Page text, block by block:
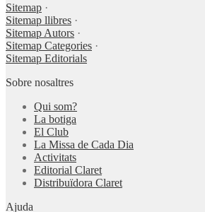
Sitemap ·
Sitemap llibres ·
Sitemap Autors ·
Sitemap Categories ·
Sitemap Editorials
Sobre nosaltres
Qui som?
La botiga
El Club
La Missa de Cada Dia
Activitats
Editorial Claret
Distribuïdora Claret
Ajuda